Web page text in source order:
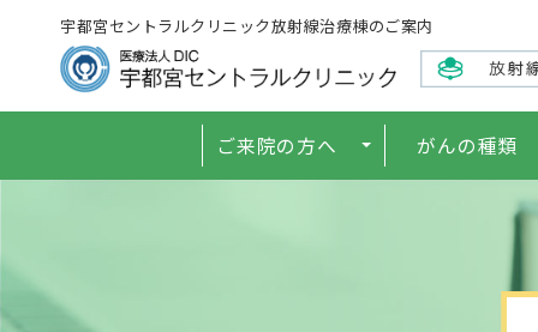
宇都宮セントラルクリニック放射線治療棟のご案内
ご来院の方へ
初診・かかりつけ医から紹介さ
がんの種類